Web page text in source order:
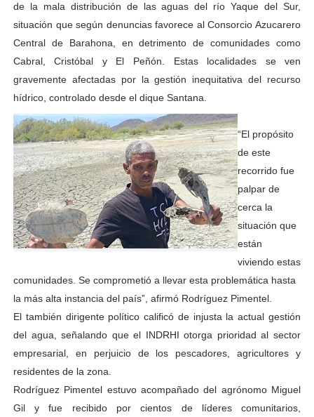
de la mala distribución de las aguas del río Yaque del Sur,
situación que según denuncias favorece al Consorcio Azucarero
Central de Barahona, en detrimento de comunidades como
Cabral, Cristóbal y El Peñón. Estas localidades se ven
gravemente afectadas por la gestión inequitativa del recurso
hídrico, controlado desde el dique Santana.
“El propósito
de este
recorrido fue
palpar de
cerca la
situación que
están
viviendo estas
comunidades. Se comprometió a llevar esta problemática hasta
la más alta instancia del país”, afirmó Rodríguez Pimentel.
El también dirigente político calificó de injusta la actual gestión
del agua, señalando que el INDRHI otorga prioridad al sector
empresarial, en perjuicio de los pescadores, agricultores y
residentes de la zona.
Rodríguez Pimentel estuvo acompañado del agrónomo Miguel
Gil y fue recibido por cientos de líderes comunitarios,